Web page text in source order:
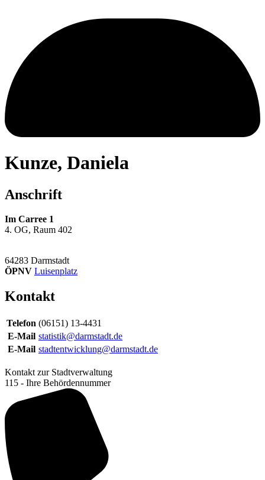
Kunze, Daniela
Anschrift
Im Carree 1
4. OG, Raum 402
64283 Darmstadt
ÖPNV Luisenplatz
Kontakt
Telefon (06151) 13-4431
E-Mail statistik@darmstadt.de
E-Mail stadtentwicklung@darmstadt.de
Kontakt zur Stadtverwaltung
115 - Ihre Behördennummer